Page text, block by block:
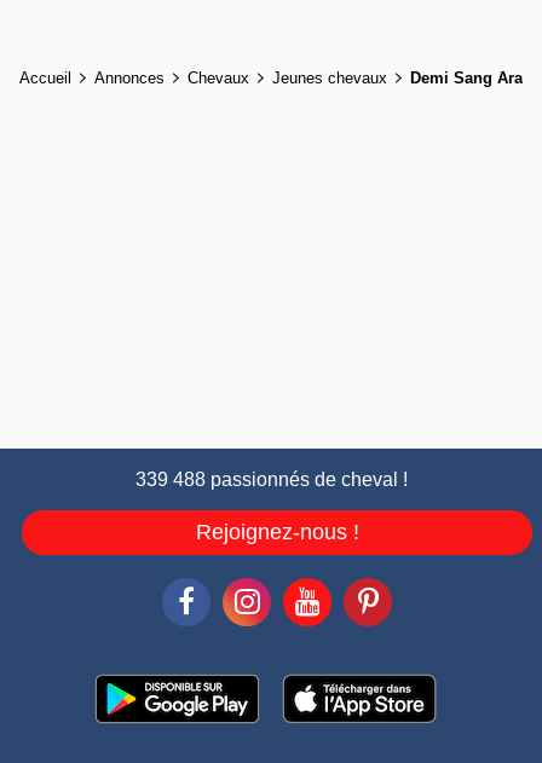
Accueil Annonces Chevaux Jeunes chevaux Demi Sang Arabe
339 488 passionnés de cheval !
Rejoignez-nous !